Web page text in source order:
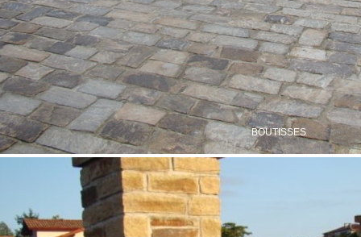
BOUTISSES